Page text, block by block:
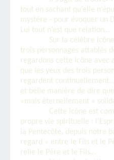
tout en sachant qu’elle
mystère - pour évoquer un
Lui tout n’est que relation…
Sur la célèbre
trois personnages attablés
regardons cette icône avec
que les yeux des trois
regardent
et belle manière de dire
»mais éternellement «
Cette icône est
propre vie spirituelle :
la Pentecôte, depuis notre
regard » entre le Fils et le
relie le Père et le Fils…